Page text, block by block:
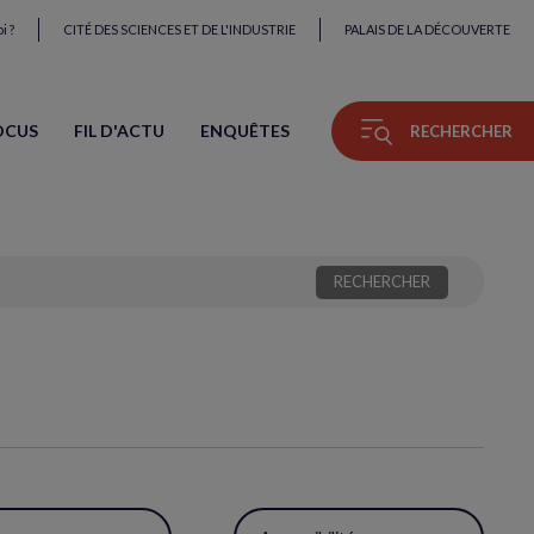
? CITÉ DES SCIENCES ET DE L'INDUSTRIE PALAIS DE LA DÉCOUVERTE
FIL D'ACTU ENQUÊTES RECHERCHER